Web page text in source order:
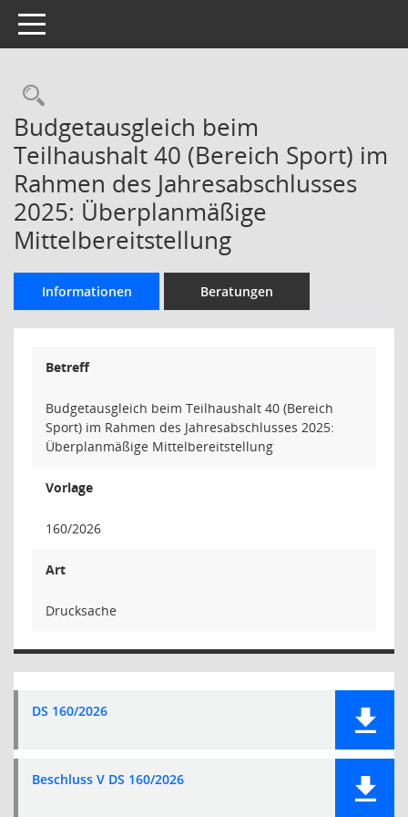
Toggle navigation
Rechercheauswahl
Budgetausgleich beim
Teilhaushalt 40 (Bereich Sport) im
Rahmen des Jahresabschlusses
2025: Überplanmäßige
Mittelbereitstellung
Informationen Beratungen
Betreff
Budgetausgleich beim Teilhaushalt 40 (Bereich
Sport) im Rahmen des Jahresabschlusses 2025:
Überplanmäßige Mittelbereitstellung
Vorlage
160/2026
Art
Drucksache
DS 160/2026
Beschluss V DS 160/2026